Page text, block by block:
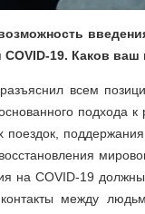
19. Каков ваш
всем
подхода
поездок,
на COVID-19
между